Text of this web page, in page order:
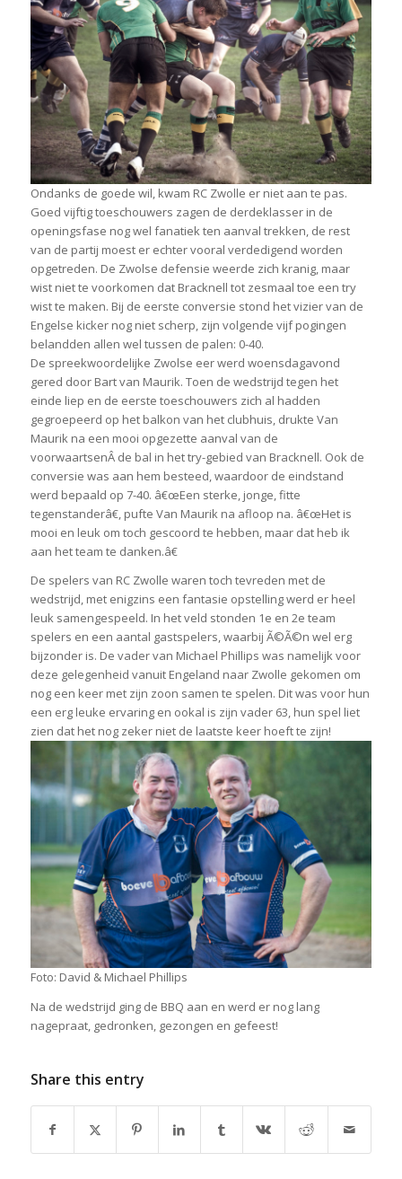
Ondanks de goede wil, kwam RC Zwolle er niet aan te pas.
Goed vijftig toeschouwers zagen de derdeklasser in de
openingsfase nog wel fanatiek ten aanval trekken, de rest
van de partij moest er echter vooral verdedigend worden
opgetreden. De Zwolse defensie weerde zich kranig, maar
wist niet te voorkomen dat Bracknell tot zesmaal toe een try
wist te maken. Bij de eerste conversie stond het vizier van de
Engelse kicker nog niet scherp, zijn volgende vijf pogingen
belandden allen wel tussen de palen: 0-40.
De spreekwoordelijke Zwolse eer werd woensdagavond
gered door Bart van Maurik. Toen de wedstrijd tegen het
einde liep en de eerste toeschouwers zich al hadden
gegroepeerd op het balkon van het clubhuis, drukte Van
Maurik na een mooi opgezette aanval van de
voorwaartsenÂ de bal in het try-gebied van Bracknell. Ook de
conversie was aan hem besteed, waardoor de eindstand
werd bepaald op 7-40. â€œEen sterke, jonge, fitte
tegenstanderâ€, pufte Van Maurik na afloop na. â€œHet is
mooi en leuk om toch gescoord te hebben, maar dat heb ik
aan het team te danken.â€
De spelers van RC Zwolle waren toch tevreden met de
wedstrijd, met enigzins een fantasie opstelling werd er heel
leuk samengespeeld. In het veld stonden 1e en 2e team
spelers en een aantal gastspelers, waarbij Ã©Ã©n wel erg
bijzonder is. De vader van Michael Phillips was namelijk voor
deze gelegenheid vanuit Engeland naar Zwolle gekomen om
nog een keer met zijn zoon samen te spelen. Dit was voor hun
een erg leuke ervaring en ookal is zijn vader 63, hun spel liet
zien dat het nog zeker niet de laatste keer hoeft te zijn!
Foto: David & Michael Phillips
Na de wedstrijd ging de BBQ aan en werd er nog lang
nagepraat, gedronken, gezongen en gefeest!
Share this entry